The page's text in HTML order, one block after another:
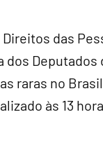
das
dos Deputados
raras no
às 13